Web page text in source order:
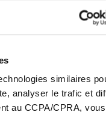
similaires
analyser le trafic et
au CCPA/CPRA,
RIYADH'